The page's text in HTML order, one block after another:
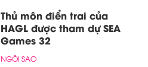
Thủ môn điển trai của
HAGL được tham dự SEA
Games 32
NGÔI SAO